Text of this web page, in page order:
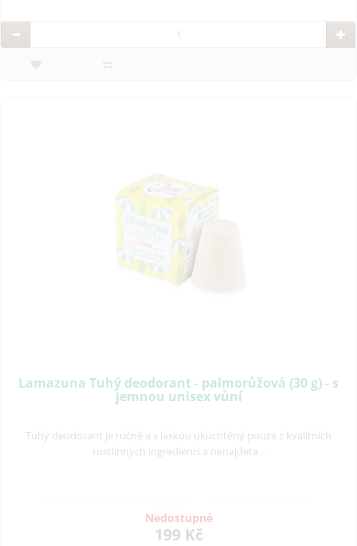
Lamazuna Tuhý deodorant - palmorůžová (30 g) - s
jemnou unisex vůní
Tuhý deodorant je ručně a s láskou ukuchtěný pouze z kvalitních
rostlinných ingrediencí a nenajdete ..
Nedostupné
199 Kč